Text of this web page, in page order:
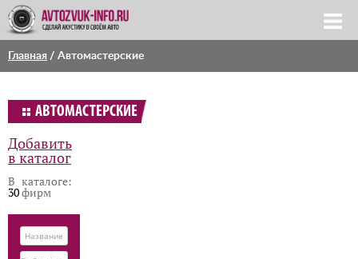
Главная / Автомастерские
АВТОМАСТЕРСКИЕ
Добавить
в каталог
В каталоге:
30фирм